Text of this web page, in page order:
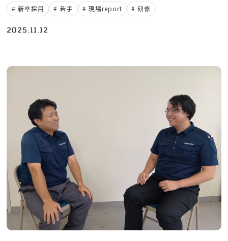
新卒採用 若手 現場report 研修
2025.11.12